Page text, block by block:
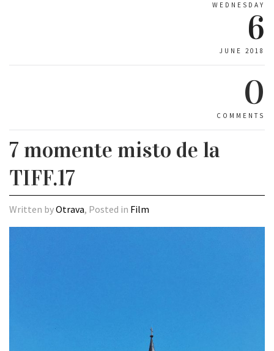
WEDNESDAY
6
JUNE 2018
0
COMMENTS
7 momente misto de la
TIFF.17
Written byOtrava, Posted in Film